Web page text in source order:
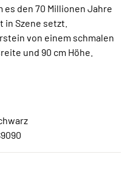
es den 70 Millionen Jahre
Szene setzt.
von einem schmalen
und 90 cm Höhe.